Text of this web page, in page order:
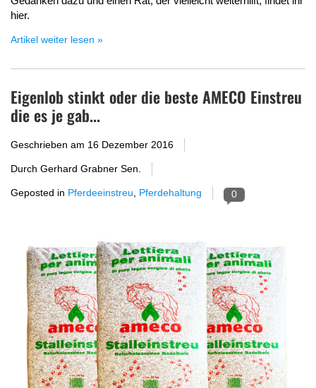
hier.
Artikel weiter lesen »
Eigenlob stinkt oder die beste AMECO Einstreu
die es je gab...
Geschrieben am 16 Dezember 2016
Durch Gerhard Grabner Sen.
Geposted in Pferdeeinstreu Pferdehaltung 0